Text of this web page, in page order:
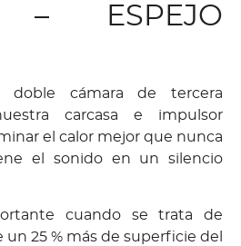
– ESPEJO
doble cámara de tercera
carcasa e impulsor
el calor mejor que nunca
el sonido en un silencio
cuando se trata de
25 % más de superficie del